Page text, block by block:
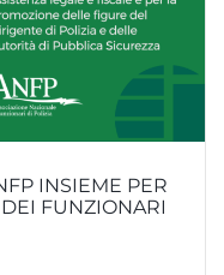
INSIEME PER
FUNZIONARI